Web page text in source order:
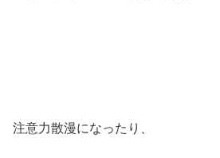
注意力散漫になったり、